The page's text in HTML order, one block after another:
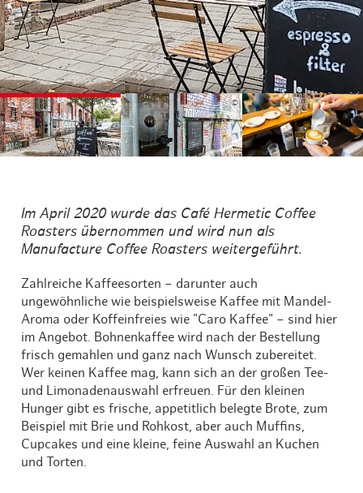
© © ©
Im April 2020 wurde das Café Hermetic Coffee
Roasters übernommen und wird nun als
Manufacture Coffee Roasters weitergeführt.
Zahlreiche Kaffeesorten – darunter auch
ungewöhnliche wie beispielsweise Kaffee mit Mandel-
Aroma oder Koffeinfreies wie "Caro Kaffee" – sind hier
im Angebot. Bohnenkaffee wird nach der Bestellung
frisch gemahlen und ganz nach Wunsch zubereitet.
Wer keinen Kaffee mag, kann sich an der großen Tee-
und Limonadenauswahl erfreuen. Für den kleinen
Hunger gibt es frische, appetitlich belegte Brote, zum
Beispiel mit Brie und Rohkost, aber auch Muffins,
Cupcakes und eine kleine, feine Auswahl an Kuchen
und Torten.